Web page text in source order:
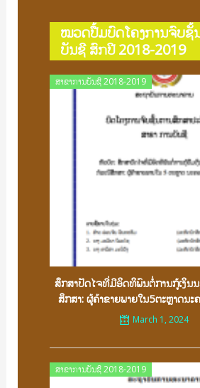
ໝວດປື້ມບົດໂຄງການຈົບຊັ້
ບັນຊີ ສົກປີ 2018-2019
ສາຂາການບັນຊີ 2018-2019
ສຶກສາປັດໄຈທີ່ມີອິດທິພົນຕໍ່ການກູ້ເງິນ
ສຶກສາ: ຜູ້ຄ້າຂາຍພາຍໃນ5ຕະຫຼາດນະ
Posted
on
March 1, 2024
ສາຂາການບັນຊີ 2018-2019
Posted
on